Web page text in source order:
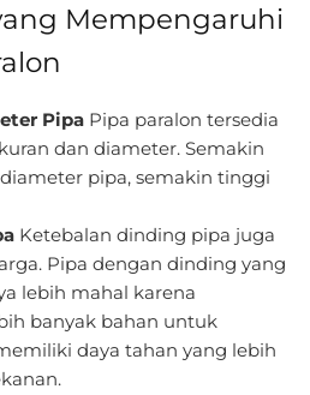
Mempengaruhi
Pipa Pipa paralon tersedia
dan diameter. Semakin
pipa, semakin tinggi
Ketebalan dinding pipa juga
Pipa dengan dinding yang
lebih mahal karena
banyak bahan untuk
daya tahan yang lebih